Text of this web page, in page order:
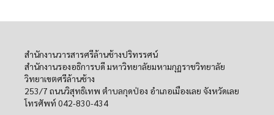
สำนักงานวารสารศรีล้านช้างปริทรรศน์
สำนักงานรองอธิการบดี มหาวิทยาลัยมหามกุฏราชวิทยาลัย
วิทยาเขตศรีล้านช้าง
253/7 ถนนวิสุทธิเทพ ตำบลกุดป่อง อำเภอเมืองเลย จังหวัดเลย
โทรศัพท์ 042-830-434